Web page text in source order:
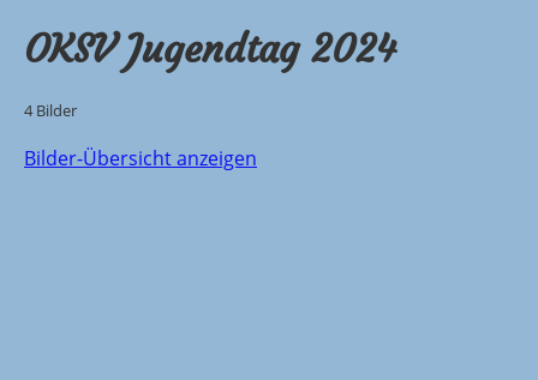
OKSV Jugendtag 2024
4 Bilder
Bilder-Übersicht anzeigen